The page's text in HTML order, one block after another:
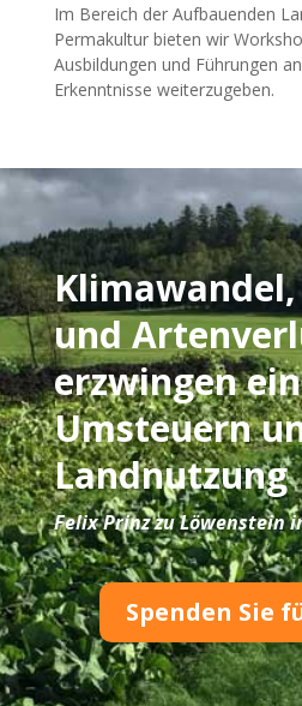
Im Bereich der Aufbauenden
Permakultur bieten wir
Ausbildungen und Führungen
Erkenntnisse weiterzugeben.
und
erzwingen ein
Umsteuern
Landnutzung
Felix Prinz zu Löwenstein
Spenden Sie